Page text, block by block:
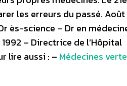
les erreurs du passé.
ès-science – Dr en
– Directrice de l’Hôpital
lire aussi : – Médecines